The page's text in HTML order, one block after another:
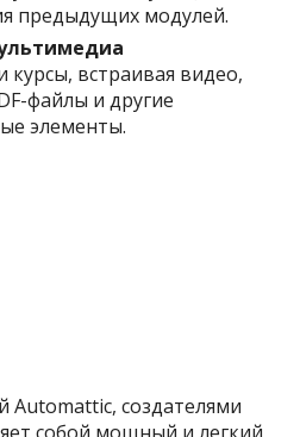
предыдущих модулей.
курсы, встраивая видео,
файлы и другие
элементы.
Automattic, создателями